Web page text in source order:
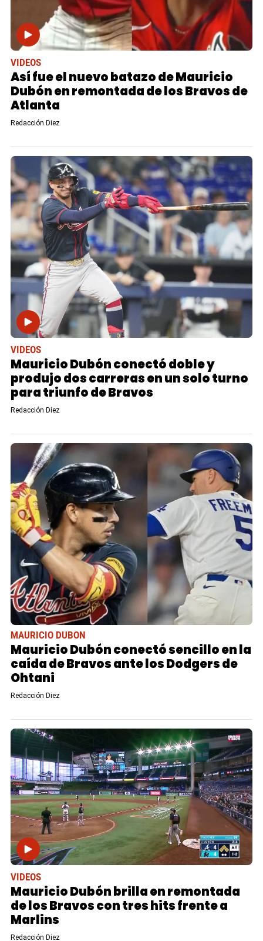
VIDEOS
Así fue el nuevo batazo de Mauricio
Dubón en remontada de los Bravos de
Atlanta
Redacción Diez
VIDEOS
Mauricio Dubón conectó doble y
produjo dos carreras en un solo turno
para triunfo de Bravos
Redacción Diez
MAURICIO DUBON
Mauricio Dubón conectó sencillo en la
caída de Bravos ante los Dodgers de
Ohtani
Redacción Diez
VIDEOS
Mauricio Dubón brilla en remontada
de los Bravos con tres hits frente a
Marlins
Redacción Diez